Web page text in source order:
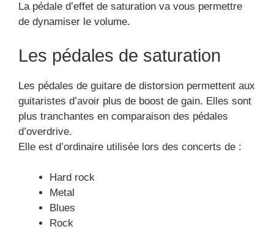
La pédale d’effet de saturation va vous permettre
de dynamiser le volume.
Les pédales de saturation
Les pédales de guitare de distorsion permettent aux
guitaristes d’avoir plus de boost de gain. Elles sont
plus tranchantes en comparaison des pédales
d’overdrive.
Elle est d’ordinaire utilisée lors des concerts de :
Hard rock
Metal
Blues
Rock